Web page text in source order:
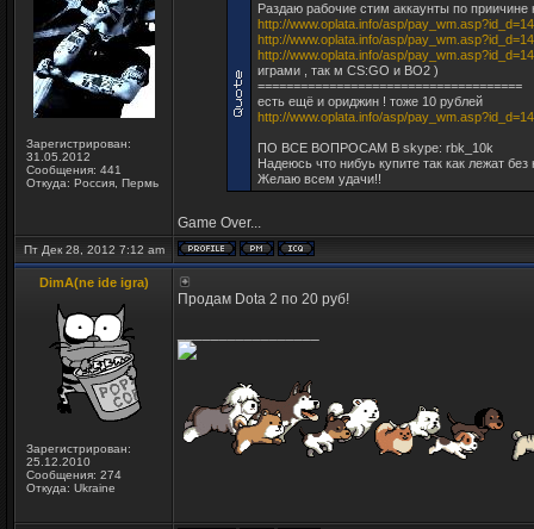
Зарегистрирован:
31.05.2012
Сообщения: 441
Откуда: Россия, Пермь
Раздаю рабочие стим аккаунты по приичине
http://www.oplata.info/asp/
http://www.oplata.info/asp/
http://www.oplata.info/asp/
играми , так м CS:GO и BO2 )
=====================================
есть ещё и ориджин ! тоже 10 рублей
http://www.oplata.info/asp/
ПО ВСЕ ВОПРОСАМ В skype: rbk_10k
Надеюсь что нибуь купите так как лежат без
Желаю всем удачи!!
Game Over...
Пт Дек 28, 2012 7:12 am
DimA(ne ide igra)
Зарегистрирован:
25.12.2010
Сообщения: 274
Откуда: Ukraine
Продам Dota 2 по 20 руб!